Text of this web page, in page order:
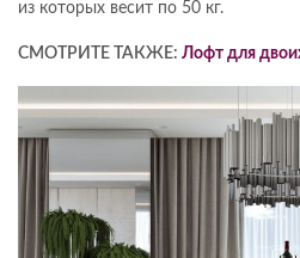
из которых весит по 50 кг.
СМОТРИТЕ ТАКЖЕ: Лофт для